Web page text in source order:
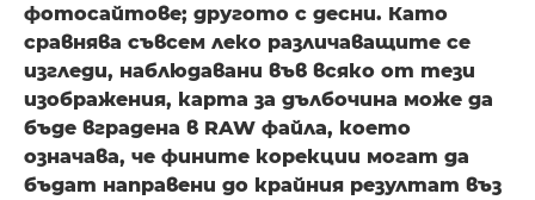
фотосайтове; другото с десни. Като
сравнява съвсем леко различаващите се
изгледи, наблюдавани във всяко от тези
изображения, карта за дълбочина може да
бъде вградена в RAW файла, което
означава, че фините корекции могат да
бъдат направени до крайния резултат въз